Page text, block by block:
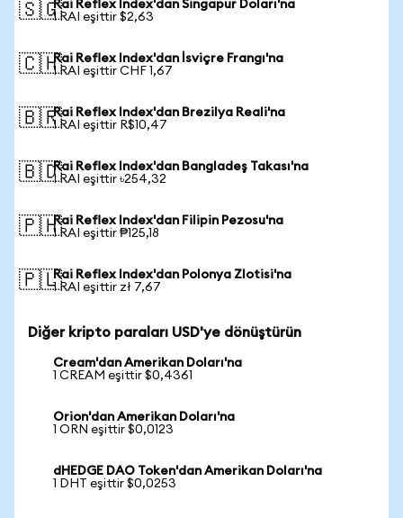
🇸🇬Rai Reflex Index'dan Singapur Doları'na
1 RAI eşittir $2,63
🇨🇭Rai Reflex Index'dan İsviçre Frangı'na
1 RAI eşittir CHF 1,67
🇧🇷Rai Reflex Index'dan Brezilya Reali'na
1 RAI eşittir R$10,47
🇧🇩Rai Reflex Index'dan Bangladeş Takası'na
1 RAI eşittir ৳254,32
🇵🇭Rai Reflex Index'dan Filipin Pezosu'na
1 RAI eşittir ₱125,18
🇵🇱Rai Reflex Index'dan Polonya Zlotisi'na
1 RAI eşittir zł 7,67
Diğer kripto paraları USD'ye dönüştürün
Cream'dan Amerikan Doları'na
1 CREAM eşittir $0,4361
Orion'dan Amerikan Doları'na
1 ORN eşittir $0,0123
dHEDGE DAO Token'dan Amerikan Doları'na
1 DHT eşittir $0,0253